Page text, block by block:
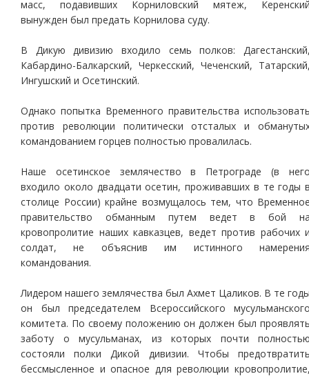
масс, подавивших Корниловский мятеж,
вынужден был предать Корнилова суду.
В Дикую дивизию входило семь полков:
Кабардино-Балкарский, Черкесский, Чеченский,
Ингушский и Осетинский.
Однако попытка Временного правительства
против революции политически отсталых и
командованием горцев полностью провалилась.
Наше осетинское землячество в Петрограде (в
входило около двадцати осетин, проживавших в те годы
столице России) крайне возмущалось тем, что
правительство обманным путем ведет в бой
кровопролитие наших кавказцев, ведет против рабочих
солдат, не объяснив им истинного
командования.
Лидером нашего землячества был Ахмет Цаликов. В те
он был председателем Всероссийского
комитета. По своему положению он должен был
заботу о мусульманах, из которых почти
состояли полки Дикой дивизии. Чтобы
бессмысленное и опасное для революции